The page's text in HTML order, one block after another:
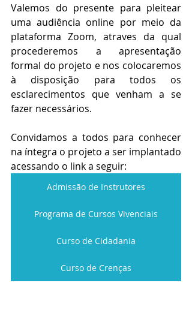
Valemos do presente para pleitear
uma audiência online por meio da
plataforma Zoom, atraves da qual
procederemos a apresentação
formal do projeto e nos colocaremos
à disposição para todos os
esclarecimentos que venham a se
fazer necessários.
Convidamos a todos para conhecer
na íntegra o projeto a ser implantado
acessando o link a seguir:
Admissão de Instrutores
Programa de Cursos Vivenciais
Curso de Cidadania
Curso de Crenças